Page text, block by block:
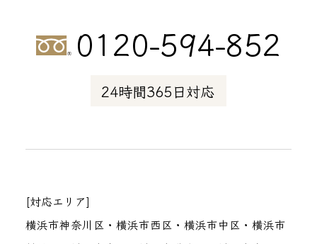
0120-594-852
24時間365日対応
[対応エリア]
横浜市神奈川区・横浜市西区・横浜市中区・横浜市